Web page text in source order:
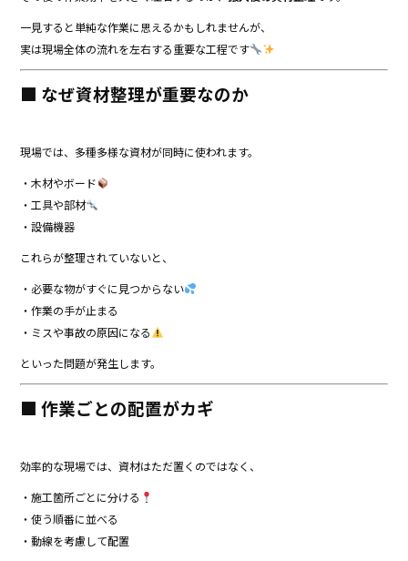
一見すると単純な作業に思えるかもしれませんが、
実は現場全体の流れを左右する重要な工程です
■ なぜ資材整理が重要なのか
現場では、多種多様な資材が同時に使われます。
・木材やボード
・工具や部材
・設備機器
これらが整理されていないと、
・必要な物がすぐに見つからない
・作業の手が止まる
・ミスや事故の原因になる
といった問題が発生します。
■ 作業ごとの配置がカギ
効率的な現場では、資材はただ置くのではなく、
・施工箇所ごとに分ける
・使う順番に並べる
・動線を考慮して配置